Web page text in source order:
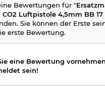
Bewertungen für "
CO2 Luftpistole 4,5mm BB 17
Sie können der Erste
erste Bewertung.
eine Bewertung
sein!